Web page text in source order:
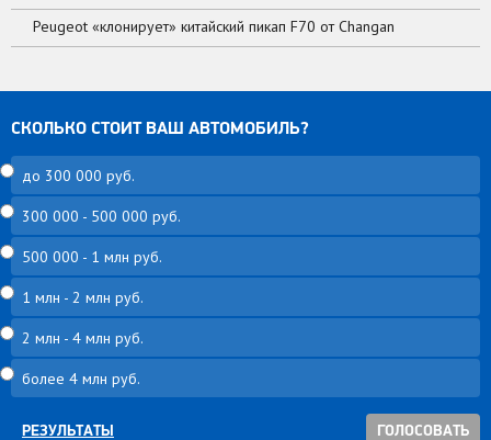
Peugeot «клонирует» китайский пикап F70 от Changan
СКОЛЬКО СТОИТ ВАШ АВТОМОБИЛЬ?
до 300 000 руб.
300 000 - 500 000 руб.
500 000 - 1 млн руб.
1 млн - 2 млн руб.
2 млн - 4 млн руб.
более 4 млн руб.
РЕЗУЛЬТАТЫ